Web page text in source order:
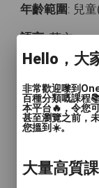
年齡範圍: 兒
語言: 英文
人數: 多於4人
教學模式: 面授
時間: 60 mins
: 荃灣
Hello，大
非常歡迎嚟到
百種分類嘅課程
本平台🔥，令您
甚至瀏覽之前，
您搵到☀️。
大量高質